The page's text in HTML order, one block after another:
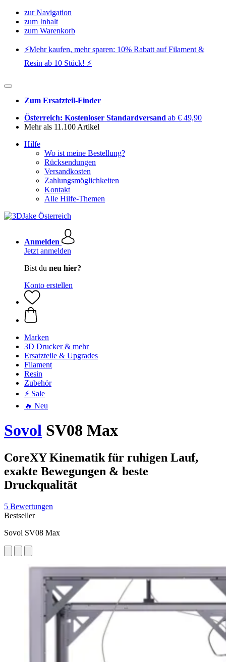
zur Navigation
zum Inhalt
zum Warenkorb
⚡️Mehr kaufen, mehr sparen: 10% Rabatt auf Filament &
Resin ab 10 Stück! ⚡️
Zum Ersatzteil-Finder
Österreich: Kostenloser Standardversand ab € 49,90
Mehr als 11.100 Artikel
Hilfe
Wo ist meine Bestellung?
Rücksendungen
Versandkosten
Zahlungsmöglichkeiten
Kontakt
Alle Hilfe-Themen
Anmelden
Jetzt anmelden
Bist du neu hier?
Konto erstellen
Marken
3D Drucker & mehr
Ersatzteile & Upgrades
Filament
Resin
Zubehör
⚡ Sale
🔥 Neu
Sovol SV08 Max
CoreXY Kinematik für ruhigen Lauf,
exakte Bewegungen & beste
Druckqualität
5 Bewertungen
Bestseller
Sovol SV08 Max